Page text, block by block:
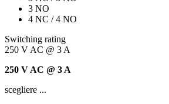
3 NO
4 NC / 4 NO
Switching rating
250 V AC @ 3 A
250 V AC @ 3 A
scegliere ...